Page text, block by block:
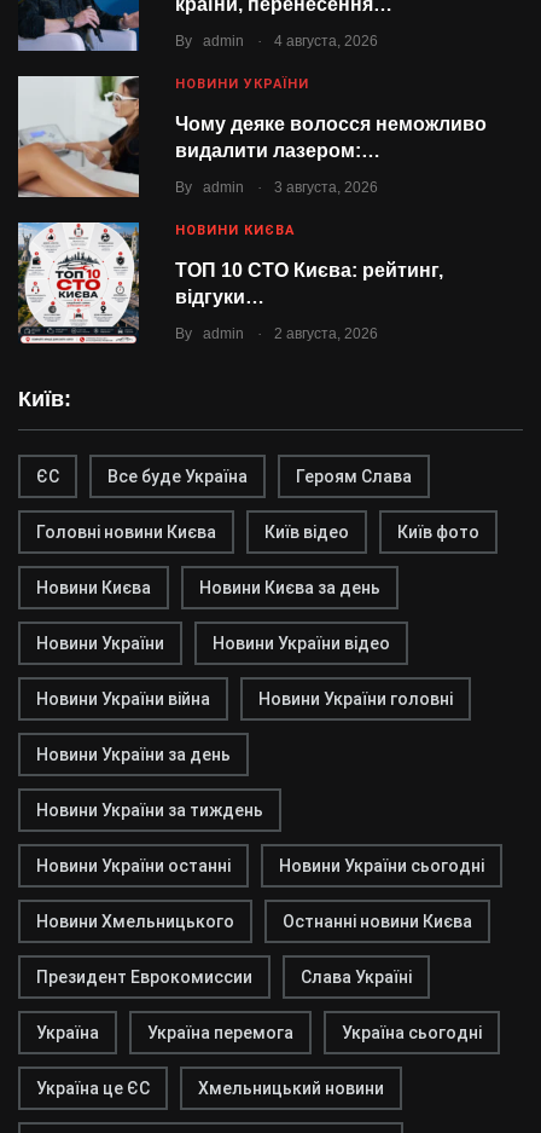
країни, перенесення…
By admin . 4 августа, 2026
НОВИНИ УКРАЇНИ
Чому деяке волосся неможливо
видалити лазером:…
By admin . 3 августа, 2026
НОВИНИ КИЄВА
ТОП 10 СТО Києва: рейтинг,
відгуки…
By admin . 2 августа, 2026
Київ:
ЄС Все буде Україна Героям Слава
Головні новини Києва Київ відео Київ фото
Новини Києва Новини Києва за день
Новини України Новини України відео
Новини України війна Новини України головні
Новини України за день
Новини України за тиждень
Новини України останні Новини України сьогодні
Новини Хмельницького Остнанні новини Києва
Президент Еврокомиссии Слава Україні
Україна Україна перемога Україна сьогодні
Україна це ЄС Хмельницький новини